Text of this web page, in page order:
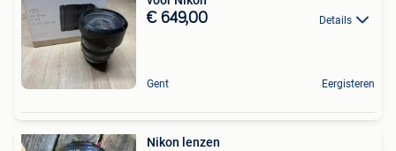
€ 649,00 Details
Gent Eergisteren
Nikon lenzen